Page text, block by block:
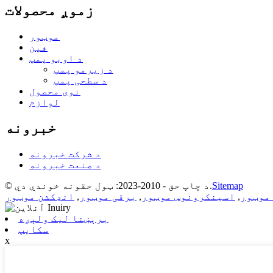
زموږ محصولات
موټور
فین
د اوبو پمپ
د زیرمو پمپ
د سطحی پمپ
نوی محصول
لوازم
خبرونه
د شرکت خبرونه
د صنعت خبرونه
© د چاپ حق - 2010-2023: ټول حقونه خوندي دي.Sitemap
, اسینکرونوس موټور , برقی موټور , انډکشن موټور
برېښنا لیک ولېږه
سکایپ
x